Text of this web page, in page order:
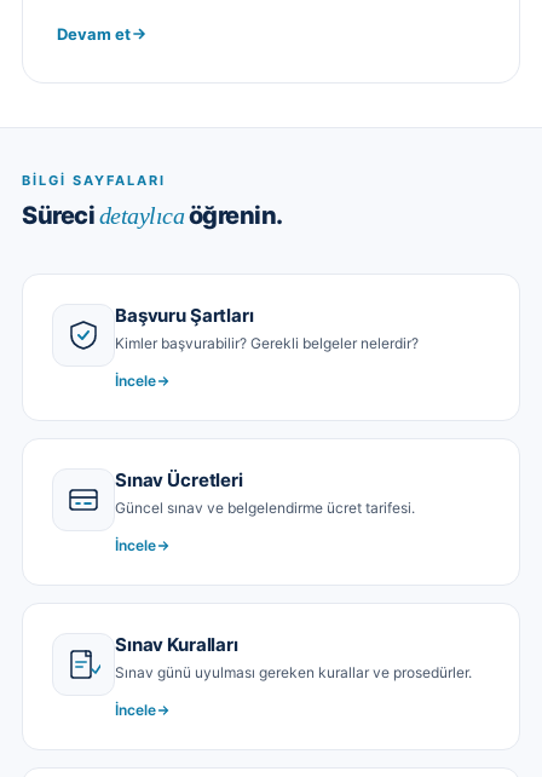
Devam et
BILGI SAYFALARI
Sürecidetaylıcaöğrenin.
Başvuru Şartları
Kimler başvurabilir? Gerekli belgeler nelerdir?
İncele
Sınav Ücretleri
Güncel sınav ve belgelendirme ücret tarifesi.
İncele
Sınav Kuralları
Sınav günü uyulması gereken kurallar ve prosedürler.
İncele